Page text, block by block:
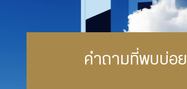
คำถามที่พบบ่อย